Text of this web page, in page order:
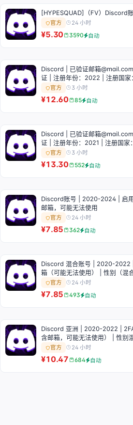
[HYPESQUAD]（FV）Discord
官方 24 小时
¥5.30 3590 自动
Discord | 已验证邮箱
证 | 注册年份：2022 | 注册国家
官方 3 小时
¥12.60 85 自动
Discord | 已验证邮箱
证 | 注册年份：2021 | 注册国家
官方 3 小时
¥13.30 552 自动
Discord账号 | 2020-2024 | 启
邮箱，可能无法使用
官方 24 小时
¥7.85 362 自动
Discord 混合账号 | 2020-2022
箱（可能无法使用） | 性别（混合
官方 24 小时
¥7.85 493 自动
Discord 亚洲 | 2020-2022 |
含邮箱，可能无法使用） | 性别
官方 24 小时
¥10.47 684 自动